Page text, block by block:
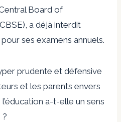
Board of
a déjà interdit
ses examens annuels.
prudente et défensive
et les parents envers
l’éducation a-t-elle un sens
?